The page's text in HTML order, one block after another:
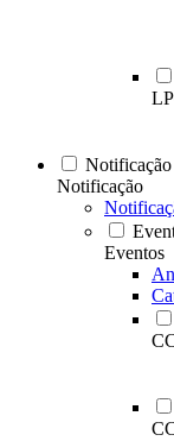
Notificação
Notificação
Eventos